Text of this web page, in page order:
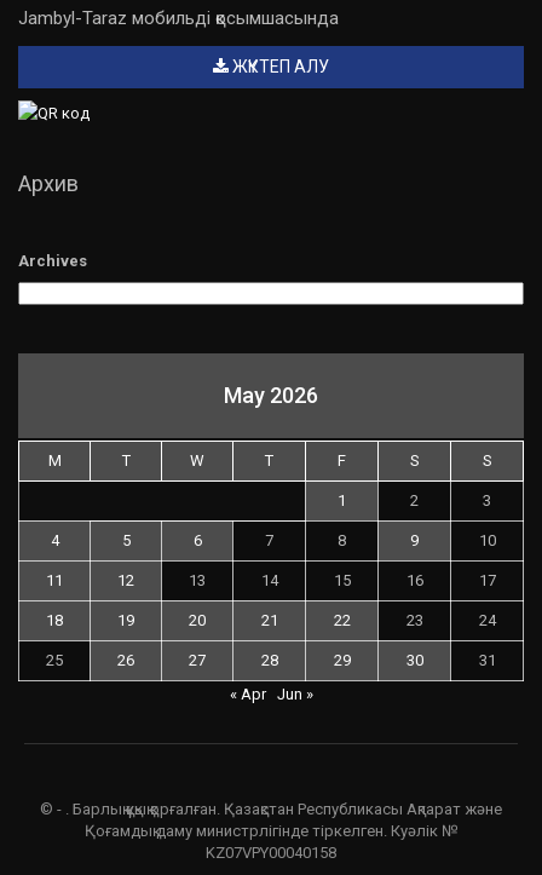
Jambyl-Taraz мобильді қосымшасында
ЖҮКТЕП АЛУ
Архив
Archives
May 2026
M T W T F S S
1 2 3
4 5 6 7 8 9 10
11 12 13 14 15 16 17
18 19 20 21 22 23 24
25 26 27 28 29 30
31
« Apr
Jun »
© - . Барлық құқық қорғалған. Қазақстан Республикасы Ақпарат және
Қоғамдық даму министрлігінде тіркелген. Куәлік №
KZ07VPY00040158